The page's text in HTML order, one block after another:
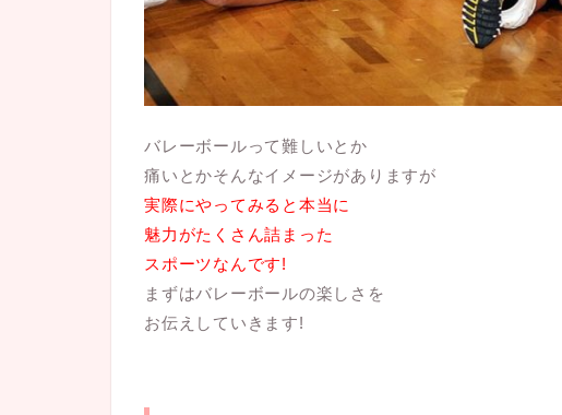
バレーボールって難しいとか
痛いとかそんなイメージがありますが
実際にやってみると本当に
魅力がたくさん詰まった
スポーツなんです!
まずはバレーボールの楽しさを
お伝えしていきます!